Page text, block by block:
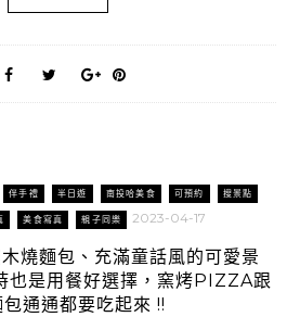
伴手禮 半日遊 南投哈美食 可預約 搜景點
美食寫真 親子同樂 2023-04-17
燒麵包、充滿童話風的可愛景
也是用餐好選擇，窯烤PIZZA跟
通通都要吃起來 !!